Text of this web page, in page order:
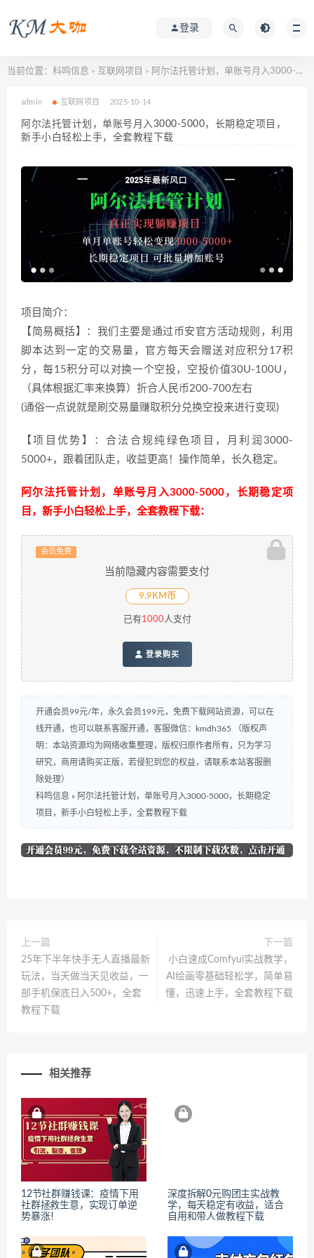
登录
当前位置： 科鸣信息 > 互联网项目 > 阿尔法托管计划，单账号月入3000-5000，长期稳定项目，新手小白轻松上手，全套教程下载
admin 互联网项目 2025-10-14
阿尔法托管计划，单账号月入3000-5000，长期稳定项目，
新手小白轻松上手，全套教程下载
项目简介：
【简易概括】：我们主要是通过币安官方活动规则，利用
脚本达到一定的交易量，官方每天会赠送对应积分17积
分，每15积分可以对换一个空投，空投价值30U-100U，
（具体根据汇率来换算）折合人民币200-700左右
(通俗一点说就是刷交易量赚取积分兑换空投来进行变现)
【项目优势】：合法合规纯绿色项目，月利润3000-
5000+，跟着团队走，收益更高！操作简单，长久稳定。
阿尔法托管计划，单账号月入3000-5000，长期稳定项
目，新手小白轻松上手，全套教程下载：
会员免费
当前隐藏内容需要支付
9.9KM币
已有 1000人支付
登录购买
开通会员99元/年，永久会员199元，免费下载网站资源，可以在
线开通，也可以联系客服开通，客服微信：kmdh365 （版权声
明：本站资源均为网络收集整理，版权归原作者所有，只为学习
研究，商用请购买正版，若侵犯到您的权益，请联系本站客服删
除处理）
科鸣信息 » 阿尔法托管计划，单账号月入3000-5000，长期稳定
项目，新手小白轻松上手，全套教程下载
上一篇
25年下半年快手无人直播最新
玩法，当天做当天见收益，一
部手机保底日入500+，全套
教程下载
下一篇
小白速成Comfyui实战教学，
AI绘画零基础轻松学，简单易
懂，迅速上手，全套教程下载
相关推荐
12节社群赚钱课：疫情下用
社群拯救生意，实现订单逆
势暴涨！
深度拆解0元购团主实战教
学，每天稳定有收益，适合
自用和带人做教程下载